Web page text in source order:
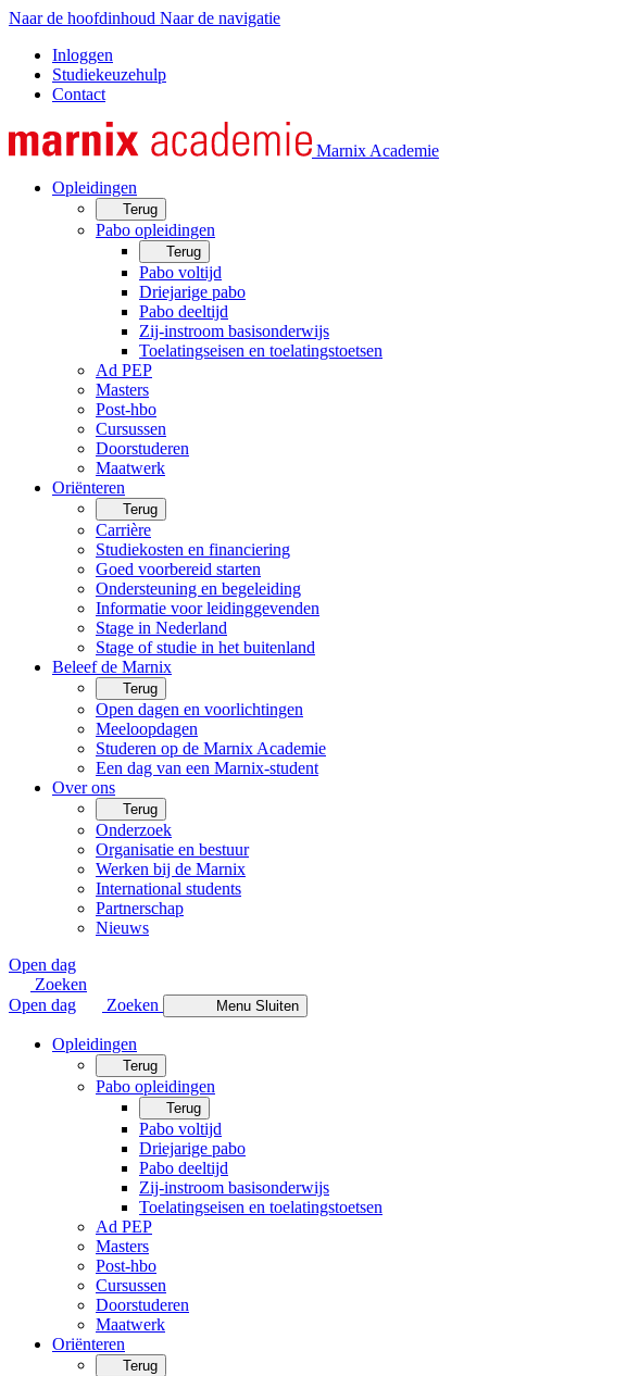
Naar de hoofdinhoud Naar de navigatie
Inloggen
Studiekeuzehulp
Contact
Marnix Academie
Opleidingen
Terug
Pabo opleidingen
Terug
Pabo voltijd
Driejarige pabo
Pabo deeltijd
Zij-instroom basisonderwijs
Toelatingseisen en toelatingstoetsen
Ad PEP
Masters
Post-hbo
Cursussen
Doorstuderen
Maatwerk
Oriënteren
Terug
Carrière
Studiekosten en financiering
Goed voorbereid starten
Ondersteuning en begeleiding
Informatie voor leidinggevenden
Stage in Nederland
Stage of studie in het buitenland
Beleef de Marnix
Terug
Open dagen en voorlichtingen
Meeloopdagen
Studeren op de Marnix Academie
Een dag van een Marnix-student
Over ons
Terug
Onderzoek
Organisatie en bestuur
Werken bij de Marnix
International students
Partnerschap
Nieuws
Open dag
Zoeken
Open dag
Zoeken Menu Sluiten
Opleidingen
Terug
Pabo opleidingen
Terug
Pabo voltijd
Driejarige pabo
Pabo deeltijd
Zij-instroom basisonderwijs
Toelatingseisen en toelatingstoetsen
Ad PEP
Masters
Post-hbo
Cursussen
Doorstuderen
Maatwerk
Oriënteren
Terug